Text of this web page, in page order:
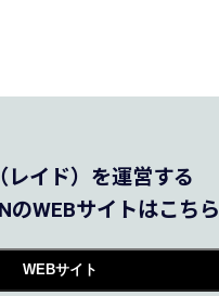
レイド）を運営する
のWEBサイトはこちら
WEBサイト